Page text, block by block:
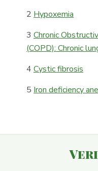
2 Hypoxemia
3 Chronic
(COPD): Chronic
4 Cystic fibrosis
5 Iron deficiency